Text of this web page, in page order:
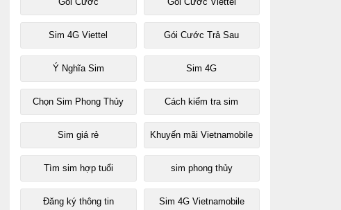
Sim 4G Viettel Gói Cước Trả Sau
Ý Nghĩa Sim Sim 4G
Chọn Sim Phong Thủy Cách kiểm tra sim
Sim giá rẻ Khuyến mãi Vietnamobile
Tìm sim hợp tuổi sim phong thủy
Đăng ký thông tin Sim 4G Vietnamobile